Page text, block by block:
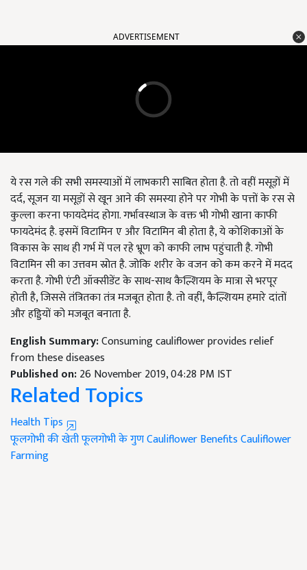
ADVERTISEMENT
ये रस गले की सभी समस्याओं में लाभकारी साबित होता है. तो वहीं मसूड़ों में
दर्द, सूजन या मसूड़ों से खून आने की समस्या होने पर गोभी के पत्तों के रस से
कुल्ला करना फायदेमंद होगा. गर्भावस्थाज के वक्त भी गोभी खाना काफी
फायदेमंद है. इसमें विटामिन ए और विटामिन बी होता है, ये कोशिकाओं के
विकास के साथ ही गर्भ में पल रहे भ्रूण को काफी लाभ पहुंचाती है. गोभी
विटामिन सी का उत्तवम स्रोत है. जोकि शरीर के वजन को कम करने में मदद
करता है. गोभी एंटी ऑक्सीडेंट के साथ-साथ कैल्शियम के मात्रा से भरपूर
होती है, जिससे तंत्रितका तंत्र मजबूत होता है. तो वहीं, कैल्शियम हमारे दांतों
और हड्डियों को मजबूत बनाता है.
English Summary:Consuming cauliflower provides relief
from these diseases
Published on:26 November 2019, 04:28 PM IST
Related Topics
Health Tips
फूलगोभी की खेतीफूलगोभी के गुणCauliflower BenefitsCauliflower
Farming